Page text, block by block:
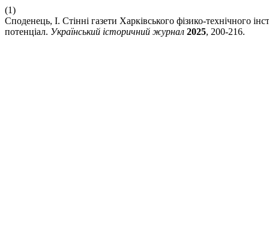
(1)
Споденець, І. Стінні газети Харківського фізико-технічного
потенціал. Український історичний журнал 2025, 200-216.